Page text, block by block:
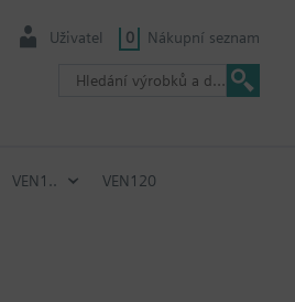
Uživatel 0 Nákupní seznam
VEN1.. VEN120